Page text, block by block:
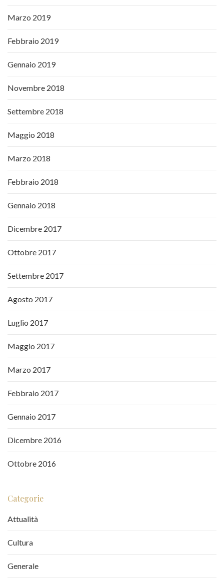
Marzo 2019
Febbraio 2019
Gennaio 2019
Novembre 2018
Settembre 2018
Maggio 2018
Marzo 2018
Febbraio 2018
Gennaio 2018
Dicembre 2017
Ottobre 2017
Settembre 2017
Agosto 2017
Luglio 2017
Maggio 2017
Marzo 2017
Febbraio 2017
Gennaio 2017
Dicembre 2016
Ottobre 2016
Categorie
Attualità
Cultura
Generale